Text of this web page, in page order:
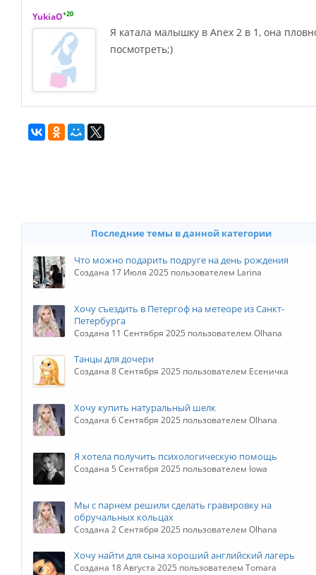
YukiaO+20
Я катала малышку в Anex 2 в 1, она
посмотреть;)
Последние темы в данной категории
Что можно подарить подруге на день рождения
Создана 17 Июля 2025 пользователем Larina
Хочу съездить в Петергоф на метеоре из Санкт-
Петербурга
Создана 11 Сентября 2025 пользователем Olhana
Танцы для дочери
Создана 8 Сентября 2025 пользователем Есеничка
Хочу купить натуральный шелк
Создана 6 Сентября 2025 пользователем Olhana
Я хотела получить психологическую помощь
Создана 5 Сентября 2025 пользователем Iowa
Мы с парнем решили сделать гравировку на
обручальных кольцах
Создана 2 Сентября 2025 пользователем Olhana
Хочу найти для сына хороший английский лагерь
Создана 18 Августа 2025 пользователем Tomara